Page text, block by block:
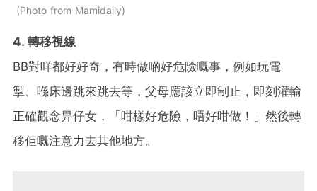
Photo from Mamidaily
4. 轉移視線
BB對咩都好好奇，有時做啲好危險嘅事，例如玩電
掣、喺床邊跳來跳去等，父母應該立即制止，即刻灌輸
正確觀念畀仔女，「咁樣好危險，唔好咁做！」然後轉
移佢嘅注意力去其他地方。